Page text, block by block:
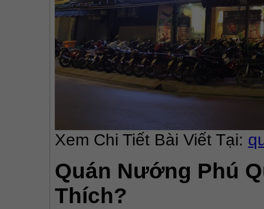
Xem Chi Tiết Bài Viết Tại:
Quán Nướng Phú
Thích?